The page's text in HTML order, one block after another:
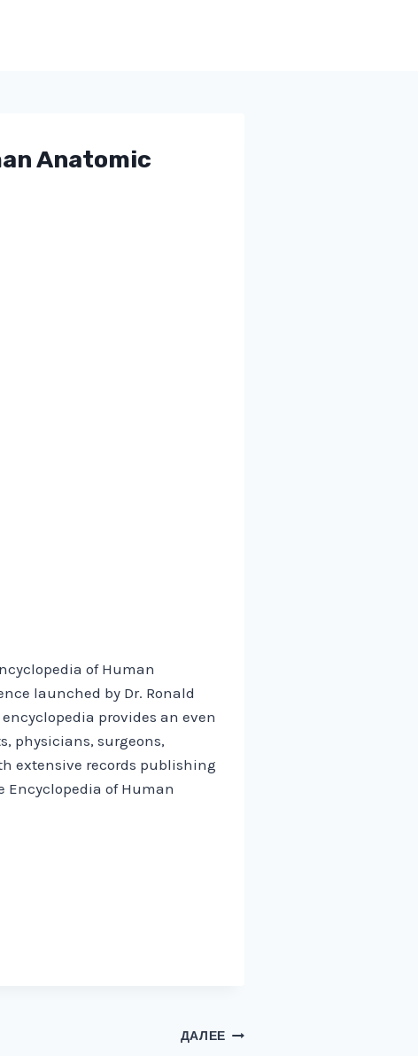
Anatomic
of Human
launched by Dr. Ronald
provides an even
physicians, surgeons,
extensive records publishing
Encyclopedia of Human
ДАЛЕЕ